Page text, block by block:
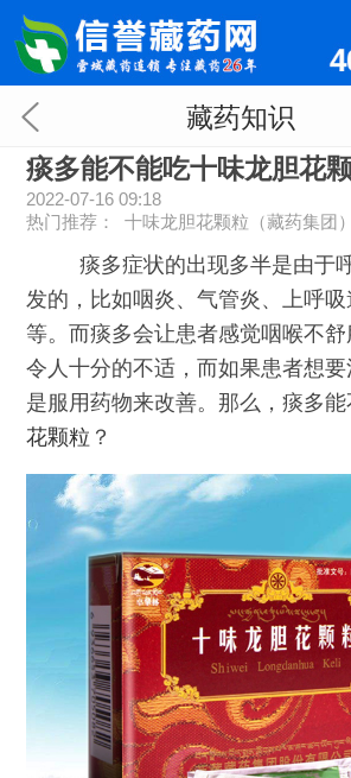
藏药知识
痰多能不能吃十味龙胆花
2022-07-16 09:18
热门推荐：十味龙胆花颗粒（藏药集团）
痰多症状的出现多半是由于呼
发的，比如咽炎、气管炎、上呼
等。而痰多会让患者感觉咽喉不舒
令人十分的不适，而如果患者想
是服用药物来改善。那么，痰多
花颗粒 ？